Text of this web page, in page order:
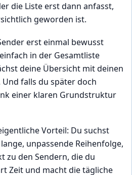
die Liste erst dann anfasst,
geworden ist.
erst einmal bewusst
in der Gesamtliste
deine Übersicht mit deinen
falls du später doch
einer klaren Grundstruktur
Vorteil: Du suchst
unpassende Reihenfolge,
zu den Sendern, die du
Zeit und macht die tägliche